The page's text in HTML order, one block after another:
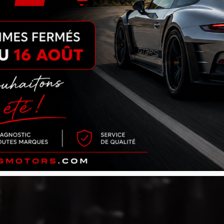
autos multi-marques à Toulouse et